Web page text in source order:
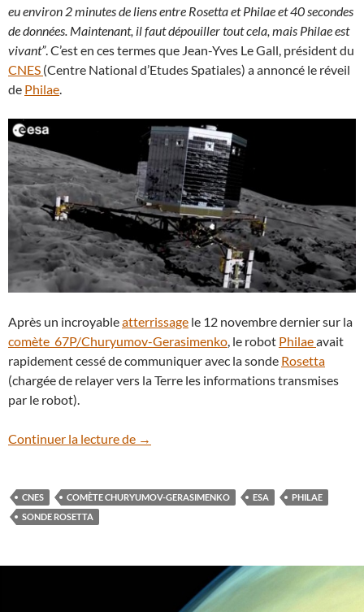
eu environ 2 minutes de liens entre Rosetta et Philae et 40 secondes
de données. Maintenant, il faut dépouiller tout cela, mais Philae est
vivant”. C’est en ces termes que Jean-Yves Le Gall, président du
CNES (Centre National d’Etudes Spatiales) a annoncé le réveil
de Philae.
Après un incroyableatterrissage le 12 novembre dernier sur la
comète 67P/Churyumov-Gerasimenko, le robot Philaeavait
rapidement cessé de communiquer avec la sonde Rosetta
(chargée de relayer vers la Terre les informations transmises
par le robot).
Continuer la lecture de Le robot Philae s’est réveillé sur la
→
CNES COMÈTE CHURYUMOV-GERASIMENKO ESA
PHILAE
SONDE ROSETTA